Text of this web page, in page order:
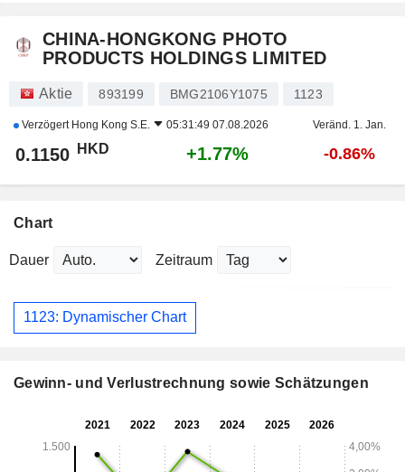
CHINA-HONGKONG PHOTO
PRODUCTS HOLDINGS LIMITED
Aktie 893199 BMG2106Y1075 1123
Verzögert Hong Kong S.E. 05:31:49 07.08.2026 Veränd. 1. Jan.
0.1150 HKD +1.77% -0.86%
Chart
Dauer Zeitraum
1123: Dynamischer Chart
Gewinn- und Verlustrechnung sowie Schätzungen